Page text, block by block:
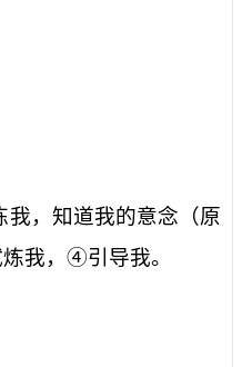
我，知道我的意念（原
我，④引导我。